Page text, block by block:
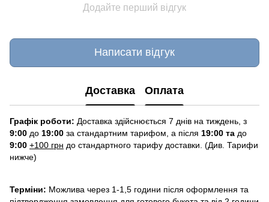
Додайте перший відгук
Написати відгук
Доставка Оплата
Графік роботи: Доставка здійснюється 7 днів на тиждень, з
9:00 до 19:00 за стандартним тарифом, а після 19:00 та до
9:00 +100 грн до стандартного тарифу доставки. (Див. Тарифи
нижче)
Терміни: Можлива через 1-1,5 години після оформлення та